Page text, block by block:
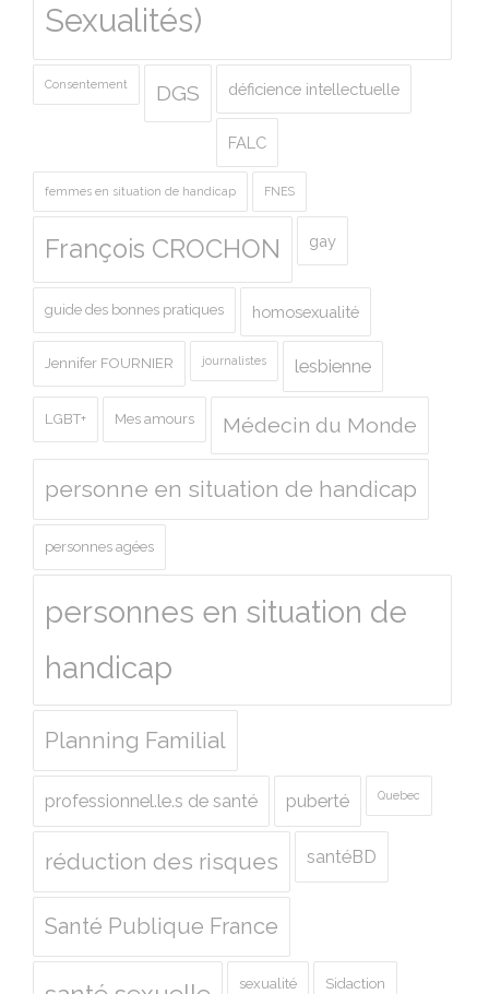
Sexualités)
Consentement DGS déficience intellectuelle
FALC
femmes en situation de handicap FNES
François CROCHON gay
guide des bonnes pratiques homosexualité
Jennifer FOURNIER journalistes lesbienne
LGBT+ Mes amours Médecin du Monde
personne en situation de handicap
personnes agées
personnes en situation de
handicap
Planning Familial
professionnel.le.s de santé puberté Quebec
réduction des risques santéBD
Santé Publique France
sexualité Sidaction